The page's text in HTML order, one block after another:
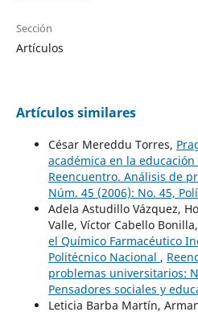
Sección
Artículos
Artículos similares
César Mereddu Torres,
académica en la
Reencuentro. Análisis de
Núm. 45 (2006): No. 45,
Adela Astudillo Vázquez,
Valle, Víctor Cabello Bonilla,
el Químico Farmacéutico
Politécnico Nacional ,
problemas universitarios:
Pensadores sociales y
Leticia Barba Martín,